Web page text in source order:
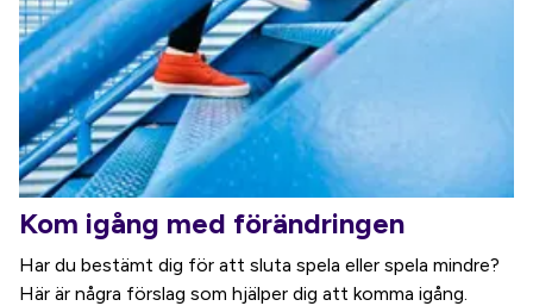
Kom igång med förändringen
Har du bestämt dig för att sluta spela eller spela mindre?
Här är några förslag som hjälper dig att komma igång.